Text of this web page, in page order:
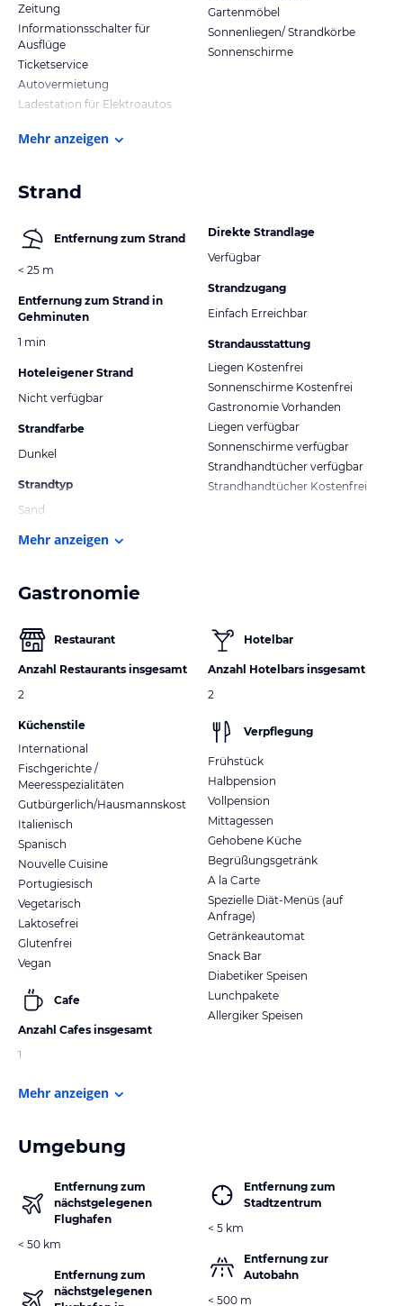
Zeitung
Informationsschalter für
Ausflüge
Ticketservice
Autovermietung
Ladestation für Elektroautos
Gartenmöbel
Sonnenliegen/ Strandkörbe
Sonnenschirme
Mehr anzeigen
Strand
Entfernung zum Strand
< 25 m
Entfernung zum Strand in
Gehminuten
1 min
Hoteleigener Strand
Nicht verfügbar
Strandfarbe
Dunkel
Strandtyp
Sand
Direkte Strandlage
Verfügbar
Strandzugang
Einfach Erreichbar
Strandausstattung
Liegen Kostenfrei
Sonnenschirme Kostenfrei
Gastronomie Vorhanden
Liegen verfügbar
Sonnenschirme verfügbar
Strandhandtücher verfügbar
Strandhandtücher Kostenfrei
Mehr anzeigen
Gastronomie
Restaurant
Anzahl Restaurants insgesamt
2
Küchenstile
International
Fischgerichte /
Meeresspezialitäten
Gutbürgerlich/Hausmannskost
Italienisch
Spanisch
Nouvelle Cuisine
Portugiesisch
Vegetarisch
Laktosefrei
Glutenfrei
Vegan
Cafe
Anzahl Cafes insgesamt
1
Hotelbar
Anzahl Hotelbars insgesamt
2
Verpflegung
Frühstück
Halbpension
Vollpension
Mittagessen
Gehobene Küche
Begrüßungsgetränk
A la Carte
Spezielle Diät-Menüs (auf
Anfrage)
Getränkeautomat
Snack Bar
Diabetiker Speisen
Lunchpakete
Allergiker Speisen
Mehr anzeigen
Umgebung
Entfernung zum
nächstgelegenen
Flughafen
< 50 km
Entfernung zum
nächstgelegenen
Entfernung zum
Stadtzentrum
< 5 km
Entfernung zur
Autobahn
< 500 m